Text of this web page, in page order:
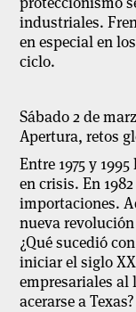
industriales.
en especial en
ciclo.
Sábado 2 de
Apertura, retos
Entre 1975 y
en crisis. En
importaciones.
nueva
¿Qué sucedió
iniciar el siglo
empresariales al
acerarse a Texas?